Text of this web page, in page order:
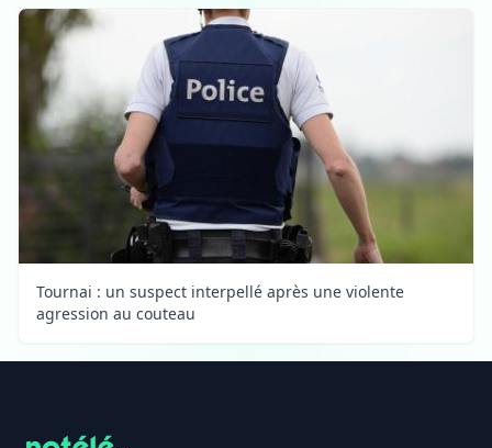
Tournai : un suspect interpellé après une violente
agression au couteau